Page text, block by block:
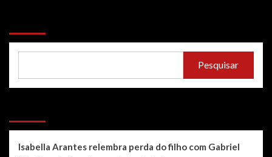
Pesquisar
Isabella Arantes relembra perda do filho com Gabriel